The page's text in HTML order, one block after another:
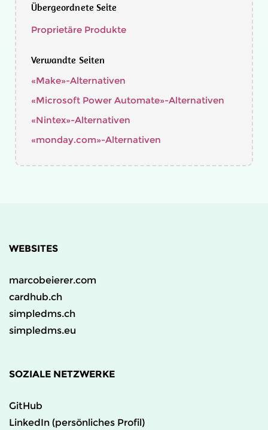
Übergeordnete Seite
Proprietäre Produkte
Verwandte Seiten
«Make»-Alternativen
«Microsoft Power Automate»-Alternativen
«Nintex»-Alternativen
«monday.com»-Alternativen
WEBSITES
marcobeierer.com
cardhub.ch
simpledms.ch
simpledms.eu
SOZIALE NETZWERKE
GitHub
LinkedIn (persönliches Profil)